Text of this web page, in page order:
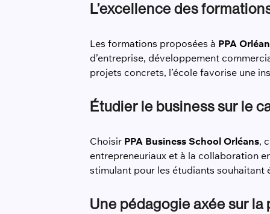
L’excellence des
Les formations proposées à PPA
d’entreprise, développement
projets concrets, l’école favorise une
Étudier le business sur le
Choisir PPA Business School Orléans,
entrepreneuriaux et à la collaboration
stimulant pour les étudiants souhaitant
Une pédagogie axée sur